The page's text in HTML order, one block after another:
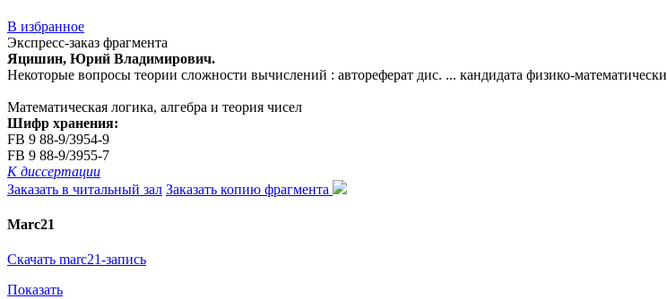
В избранное
Экспресс-заказ фрагмента
Яцишин, Юрий Владимирович.
Некоторые вопросы теории сложности вычислений : автореферат дис. ... кандидата физико-
Математическая логика, алгебра и теория чисел
Шифр хранения:
FB 9 88-9/3954-9
FB 9 88-9/3955-7
К диссертации
Заказать в читальный зал Заказать копию фрагмента
Marc21
Скачать marc21-запись
Показать